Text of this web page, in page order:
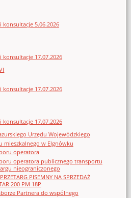
5.06.2026
17.07.2026
17.07.2026
17.07.2026
Urzędu Wojewódzkiego
mieszkalnego w Elgnówku
operatora
operatora publicznego transportu
nieograniczonego
PISEMNY NA SPRZEDAŻ
200 PM 18P
Partnera do wspólnego